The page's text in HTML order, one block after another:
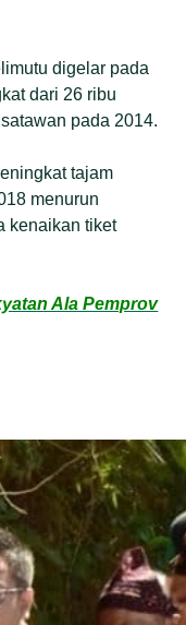
digelar pada
dari 26 ribu
pada 2014.
tajam
menurun
kenaikan tiket
Ala Pemprov